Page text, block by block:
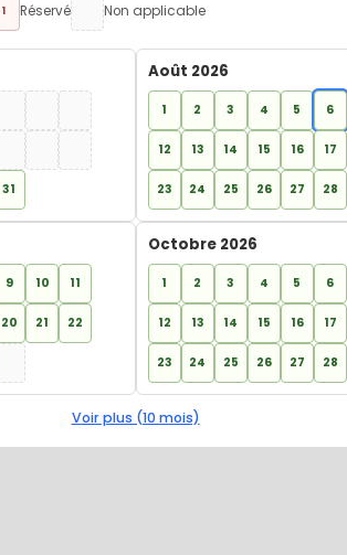
1 Réservé Non applicable
31
Août 2026
1 2 3 4 5 6
12 13 14 15 16 17
23 24 25 26 27 28
9 10 11
20 21 22
Octobre 2026
1 2 3 4 5 6
12 13 14 15 16 17
23 24 25 26 27 28
Voir plus (10 mois)